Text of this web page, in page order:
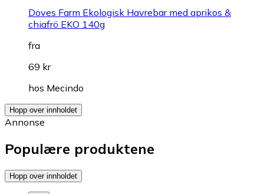
Doves Farm Ekologisk Havrebar med aprikos &
chiafrö EKO 140g
fra
69 kr
hos Mecindo
Hopp over innholdet
Annonse
Populære produktene
Hopp over innholdet